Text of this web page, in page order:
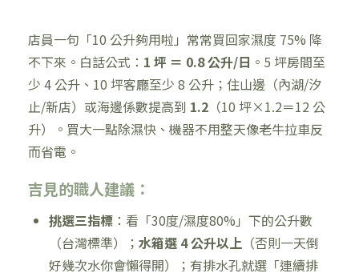
店員一句「10 公升夠用啦」常常買回家濕度 75% 降
不下來。白話公式： 1 坪 ＝ 0.8 公升/日 。5 坪房間至
少 4 公升、10 坪客廳至少 8 公升；住山邊（內湖/汐
止/新店）或海邊係數提高到 1.2 （10 坪×1.2＝12 公
升）。買大一點除濕快、機器不用整天像老牛拉車反
而省電。
吉見的職人建議：
挑選三指標：看「30度/濕度80%」下的公升數
（台灣標準）； 水箱選 4 公升以上（否則一天倒
好幾次水你會懶得開）；有排水孔就選「連續排